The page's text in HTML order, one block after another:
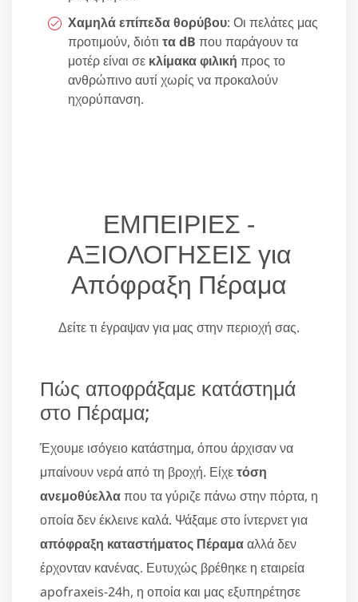
Χαμηλά επίπεδα θορύβου: Οι πελάτες μας
προτιμούν, διότι τα dB που παράγουν τα
μοτέρ είναι σε κλίμακα φιλική προς το
ανθρώπινο αυτί χωρίς να προκαλούν
ηχορύπανση.
ΕΜΠΕΙΡΙΕΣ -
ΑΞΙΟΛΟΓΗΣΕΙΣ για
Απόφραξη Πέραμα
Δείτε τι έγραψαν για μας στην περιοχή σας.
Πώς αποφράξαμε κατάστημά
στο Πέραμα;
Έχουμε ισόγειο κατάστημα, όπου άρχισαν να
μπαίνουν νερά από τη βροχή. Είχετόση
ανεμοθύελλαπου τα γύριζε πάνω στην πόρτα, η
οποία δεν έκλεινε καλά. Ψάξαμε στο ίντερνετ για
απόφραξη καταστήματος Πέραμααλλά δεν
έρχονταν κανένας. Ευτυχώς βρέθηκε η εταιρεία
apofraxeis-24h, η οποία και μας εξυπηρέτησε